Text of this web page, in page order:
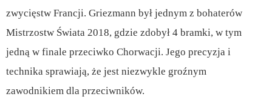
zwycięstw Francji. Griezmann był jednym z bohaterów
Mistrzostw Świata 2018, gdzie zdobył 4 bramki, w tym
jedną w finale przeciwko Chorwacji. Jego precyzja i
technika sprawiają, że jest niezwykle groźnym
zawodnikiem dla przeciwników.